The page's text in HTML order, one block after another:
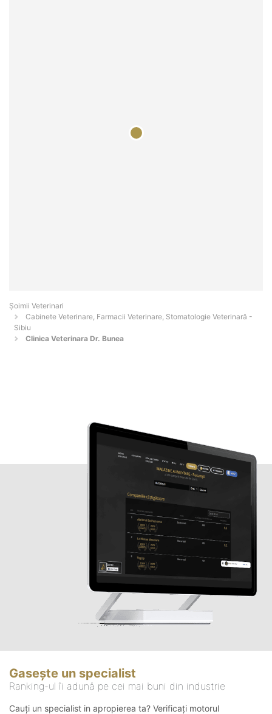
Șoimii Veterinari
Cabinete Veterinare, Farmacii Veterinare, Stomatologie Veterinară -
Sibiu
Clinica Veterinara Dr. Bunea
Gasește un specialist
Ranking-ul îi adună pe cei mai buni din industrie
Cauți un specialist in apropierea ta? Verificați motorul